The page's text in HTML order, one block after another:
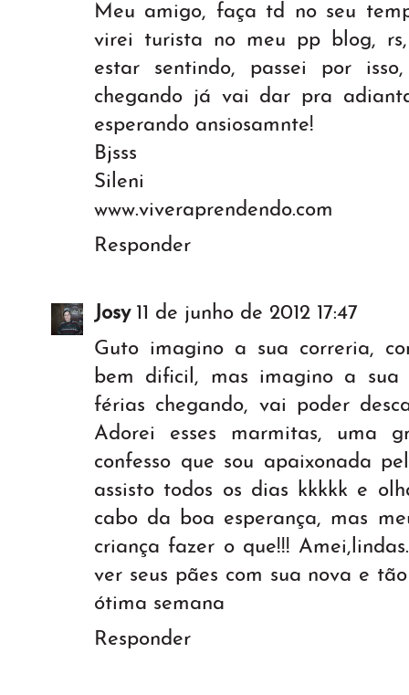
Meu amigo, faça td no seu
virei turista no meu pp blog,
estar sentindo, passei por
chegando já vai dar pra
esperando ansiosamnte!
Bjsss
Sileni
www.viveraprendendo.com
Responder
Josy 11 de junho de 2012 17:47
Guto imagino a sua correria,
bem dificil, mas imagino a sua
férias chegando, vai poder
Adorei esses marmitas, uma
confesso que sou apaixonada
assisto todos os dias kkkkk e
cabo da boa esperança, mas
criança fazer o que!!!
ver seus pães com sua nova e
ótima semana
Responder